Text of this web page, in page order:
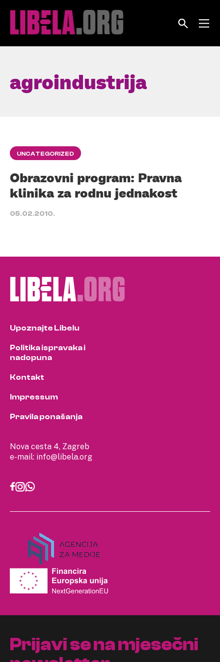
agroindustrija
UNCATEGORIZED
Obrazovni program: Pravna
klinika za rodnu jednakost
05.02.2010.
Nova cesta 4, Zagreb
e-mail: info@libela.org
Upoznajte Libelu
Politika ispravaka i
nadopuna
Kontakt
Impressum
Pravila ponašanja
Prijavi se na mjesečni